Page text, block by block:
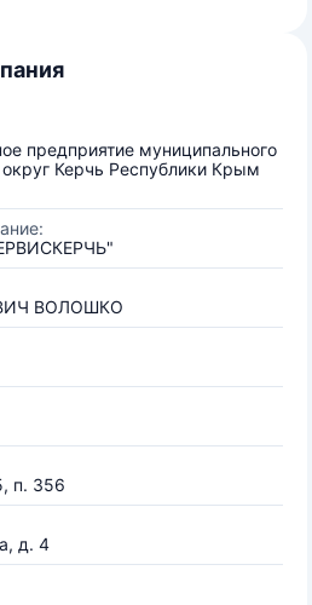
предприятие муниципального
Керчь Республики Крым
ВОЛОШКО
п. 356
д. 4